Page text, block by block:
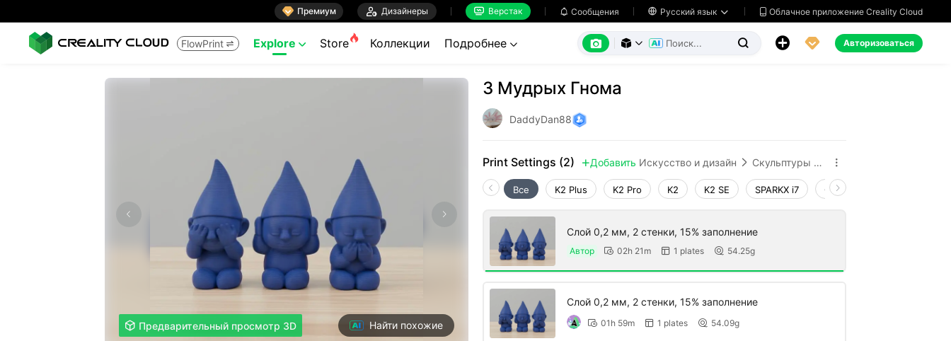
 Премиум  Дизайнеры  Верстак  Сообщения  Русский язык   Облачное приложение Creality Cloud
FlowPrint  Explore  Store Коллекции Подробнее        Авторизоваться
 Предварительный просмотр 3D Найти похожие
3 Мудрых Гнома
DaddyDan88
Print Settings (2)  Добавить Искусство и дизайн  Скульптуры и произведения искусства 
Все K2 Plus K2 Pro K2 K2 SE SPARKX i7 Creality Hi
Слой 0,2 мм, 2 стенки, 15% заполнение
Автор  02h 21m  1 plates  54.25g
Слой 0,2 мм, 2 стенки, 15% заполнение
 01h 59m  1 plates  54.09g